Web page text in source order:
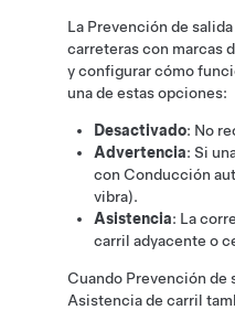
La Prevención de
carreteras con marcas
y configurar cómo
una de estas opciones:
Desactivado: No
Advertencia: Si
con Conducción
vibra).
Asistencia: La
carril adyacente o
Cuando Prevención de
Asistencia de carril